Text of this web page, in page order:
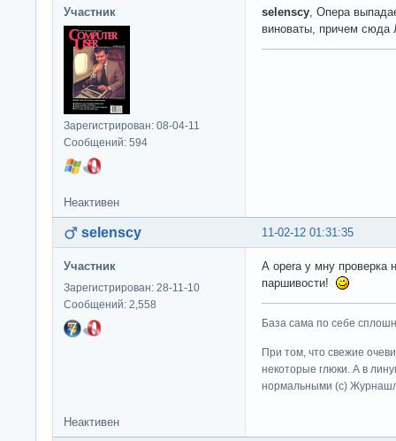
Участник
Зарегистрирован: 08-04-11
Сообщений: 594
selenscy, Опера
виноваты, причем сюда
Неактивен
11-02-12 01:31:35
selenscy
Участник
Зарегистрирован: 28-11-10
Сообщений: 2,558
А opera у мну проверка
паршивости!
База сама по себе
При том, что свежие
некоторые глюки. А в
нормальными (c)
Неактивен